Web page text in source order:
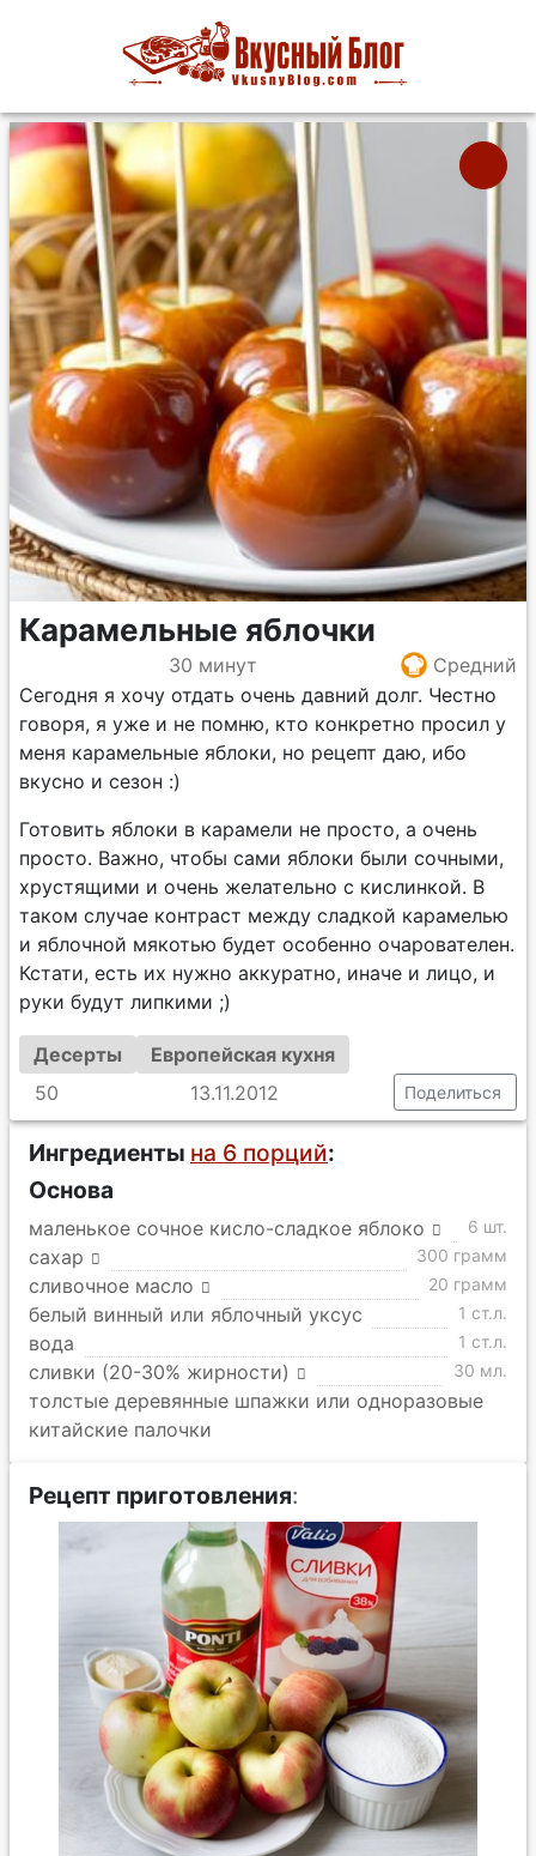
Карамельные яблочки
30 минут
Средний
Сегодня я хочу отдать очень давний долг. Честно
говоря, я уже и не помню, кто конкретно просил у
меня карамельные яблоки, но рецепт даю, ибо
вкусно и сезон :)
Готовить яблоки в карамели не просто, а очень
просто. Важно, чтобы сами яблоки были сочными,
хрустящими и очень желательно с кислинкой. В
таком случае контраст между сладкой карамелью
и яблочной мякотью будет особенно очарователен.
Кстати, есть их нужно аккуратно, иначе и лицо, и
руки будут липкими ;)
Десерты
Европейская кухня
50
13.11.2012 Поделиться
Ингредиенты на 6 порций:
Основа
маленькое сочное кисло-сладкое яблоко 6 шт.
сахар 300 грамм
сливочное масло 20 грамм
белый винный или яблочный уксус 1 ст.л.
вода 1 ст.л.
сливки (20-30% жирности) 30 мл.
толстые деревянные шпажки или одноразовые
китайские палочки
Рецепт приготовления: